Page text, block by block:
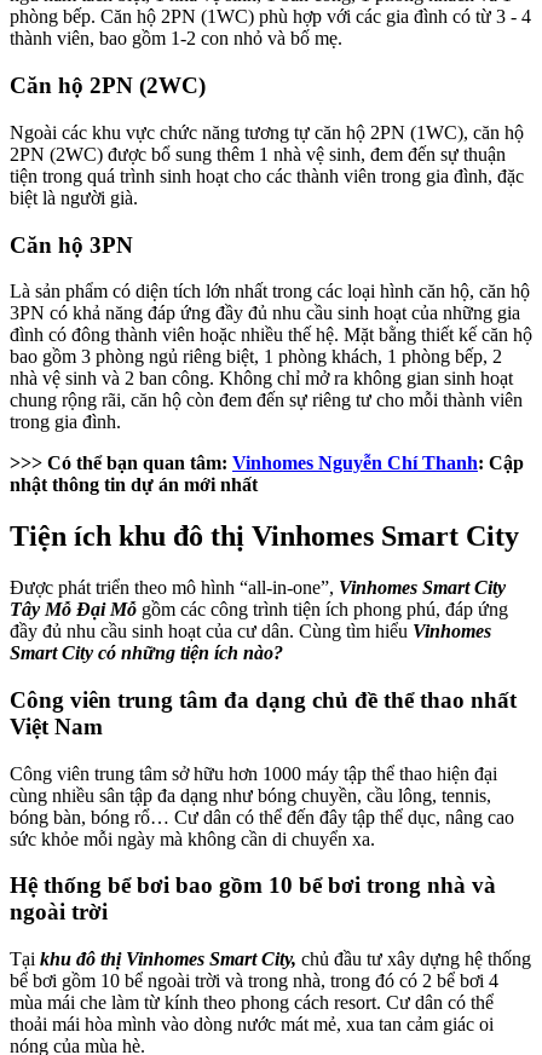
phòng bếp. Căn hộ 2PN (1WC) phù hợp với các gia đình có từ 3 - 4
thành viên, bao gồm 1-2 con nhỏ và bố mẹ.
Căn hộ 2PN (2WC)
Ngoài các khu vực chức năng tương tự căn hộ 2PN (1WC), căn hộ
2PN (2WC) được bổ sung thêm 1 nhà vệ sinh, đem đến sự thuận
tiện trong quá trình sinh hoạt cho các thành viên trong gia đình, đặc
biệt là người già.
Căn hộ 3PN
Là sản phẩm có diện tích lớn nhất trong các loại hình căn hộ, căn hộ
3PN có khả năng đáp ứng đầy đủ nhu cầu sinh hoạt của những gia
đình có đông thành viên hoặc nhiều thế hệ. Mặt bằng thiết kế căn hộ
bao gồm 3 phòng ngủ riêng biệt, 1 phòng khách, 1 phòng bếp, 2
nhà vệ sinh và 2 ban công. Không chỉ mở ra không gian sinh hoạt
chung rộng rãi, căn hộ còn đem đến sự riêng tư cho mỗi thành viên
trong gia đình.
>>> Có thể bạn quan tâm: Vinhomes Nguyễn Chí Thanh: Cập
nhật thông tin dự án mới nhất
Tiện ích khu đô thị Vinhomes Smart City
Được phát triển theo mô hình “all-in-one”, Vinhomes Smart City
Tây Mỗ Đại Mỗ gồm các công trình tiện ích phong phú, đáp ứng
đầy đủ nhu cầu sinh hoạt của cư dân. Cùng tìm hiểu Vinhomes
Smart City có những tiện ích nào?
Công viên trung tâm đa dạng chủ đề thể thao nhất
Việt Nam
Công viên trung tâm sở hữu hơn 1000 máy tập thể thao hiện đại
cùng nhiều sân tập đa dạng như bóng chuyền, cầu lông, tennis,
bóng bàn, bóng rổ… Cư dân có thể đến đây tập thể dục, nâng cao
sức khỏe mỗi ngày mà không cần di chuyển xa.
Hệ thống bể bơi bao gồm 10 bể bơi trong nhà và
ngoài trời
Tại khu đô thị Vinhomes Smart City, chủ đầu tư xây dựng hệ thống
bể bơi gồm 10 bể ngoài trời và trong nhà, trong đó có 2 bể bơi 4
mùa mái che làm từ kính theo phong cách resort. Cư dân có thể
thoải mái hòa mình vào dòng nước mát mẻ, xua tan cảm giác oi
nóng của mùa hè.